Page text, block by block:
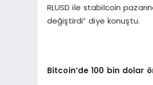
RLUSD ile stabilcoin
değiştirdi” diye konuştu.
Bitcoin’de 100 bin dolar ö